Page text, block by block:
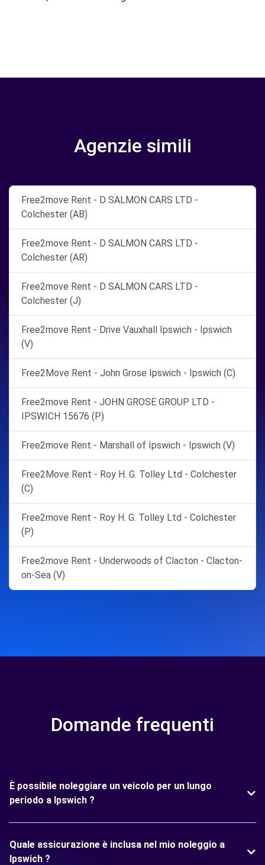
Agenzie simili
Free2move Rent - D SALMON CARS LTD -
Colchester (AB)
Free2move Rent - D SALMON CARS LTD -
Colchester (AR)
Free2move Rent - D SALMON CARS LTD -
Colchester (J)
Free2move Rent - Drive Vauxhall Ipswich - Ipswich
(V)
Free2Move Rent - John Grose Ipswich - Ipswich (C)
Free2move Rent - JOHN GROSE GROUP LTD -
IPSWICH 15676 (P)
Free2move Rent - Marshall of Ipswich - Ipswich (V)
Free2Move Rent - Roy H. G. Tolley Ltd - Colchester
(C)
Free2move Rent - Roy H. G. Tolley Ltd - Colchester
(P)
Free2move Rent - Underwoods of Clacton - Clacton-
on-Sea (V)
Domande frequenti
È possibile noleggiare un veicolo per un lungo
periodo a Ipswich ?
Quale assicurazione è inclusa nel mio noleggio a
Ipswich ?